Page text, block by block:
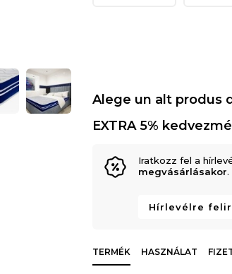
Alege un alt produs
EXTRA 5%
Iratkozz fel a
megvásárlásakor.
Hírlevélre
TERMÉK HASZNÁLAT